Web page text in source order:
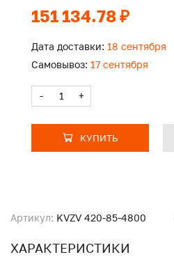
Артикул: KVZV 420-85-4800
ХАРАКТЕРИСТИКИ
151 134.78 ₽
Дата доставки: 18 сентября
Самовывоз: 17 сентября
- +
КУПИТЬ